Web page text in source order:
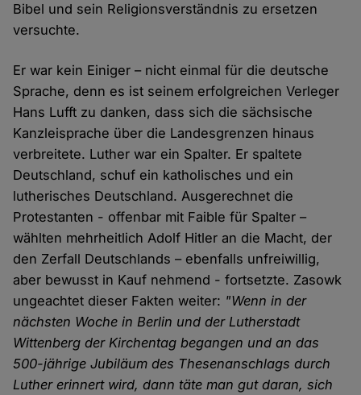
Bibel und sein Religionsverständnis zu ersetzen
versuchte.
Er war kein Einiger – nicht einmal für die deutsche
Sprache, denn es ist seinem erfolgreichen Verleger
Hans Lufft zu danken, dass sich die sächsische
Kanzleisprache über die Landesgrenzen hinaus
verbreitete. Luther war ein Spalter. Er spaltete
Deutschland, schuf ein katholisches und ein
lutherisches Deutschland. Ausgerechnet die
Protestanten - offenbar mit Faible für Spalter –
wählten mehrheitlich Adolf Hitler an die Macht, der
den Zerfall Deutschlands – ebenfalls unfreiwillig,
aber bewusst in Kauf nehmend - fortsetzte. Zasowk
ungeachtet dieser Fakten weiter: "Wenn in der
nächsten Woche in Berlin und der Lutherstadt
Wittenberg der Kirchentag begangen und an das
500-jährige Jubiläum des Thesenanschlags durch
Luther erinnert wird, dann täte man gut daran, sich